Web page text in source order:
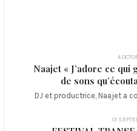
4
Naajet « J’adore ce
de sons
DJ et productrice, Naajet a
13